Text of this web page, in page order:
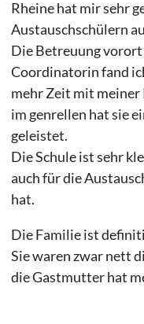
Rheine hat mir sehr
Austauschschülern
Die Betreuung vorort
Coordinatorin fand
mehr Zeit mit meiner
im genrellen hat sie
geleistet.
Die Schule ist sehr
auch für die
hat.
Die Familie ist
Sie waren zwar nett
die Gastmutter hat